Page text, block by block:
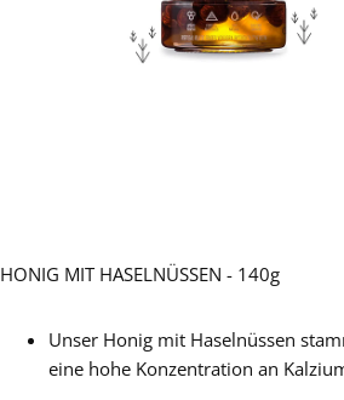
HONIG MIT HASELNÜSSEN - 140g
Unser Honig mit Haselnüssen
eine hohe Konzentration an